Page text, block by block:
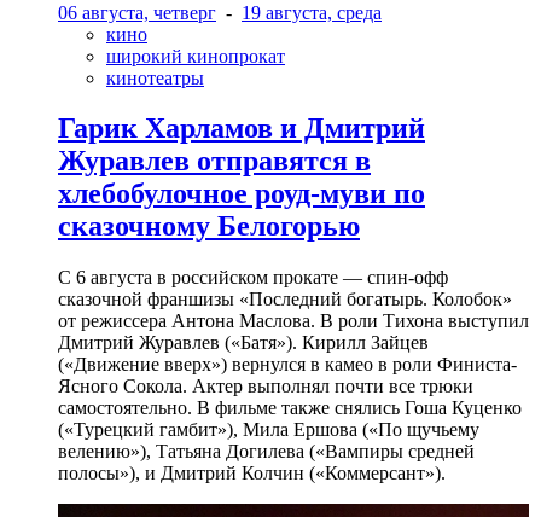
06 августа, четверг - 19 августа, среда
кино
широкий кинопрокат
кинотеатры
Гарик Харламов и Дмитрий
Журавлев отправятся в
хлебобулочное роуд-муви по
сказочному Белогорью
С 6 августа в российском прокате — спин-офф
сказочной франшизы «Последний богатырь. Колобок»
от режиссера Антона Маслова. В роли Тихона выступил
Дмитрий Журавлев («Батя»). Кирилл Зайцев
(«Движение вверх») вернулся в камео в роли Финиста-
Ясного Сокола. Актер выполнял почти все трюки
самостоятельно. В фильме также снялись Гоша Куценко
(«Турецкий гамбит»), Мила Ершова («По щучьему
велению»), Татьяна Догилева («Вампиры средней
полосы»), и Дмитрий Колчин («Коммерсант»).